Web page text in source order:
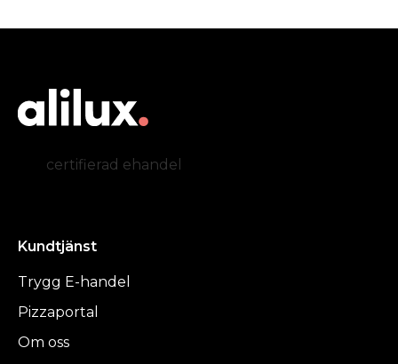
certifierad ehandel
Kundtjänst
Trygg E-handel
Pizzaportal
Om oss